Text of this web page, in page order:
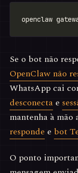
openclaw
Se o bot não
OpenClaw não
WhatsApp cai
desconecta e
mantenha à mão
responde e bot
O ponto